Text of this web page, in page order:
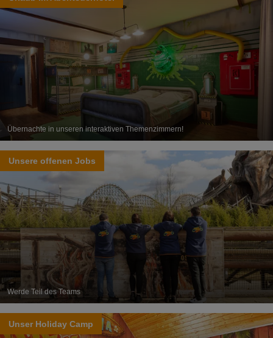
Übernachte in unseren interaktiven Themenzimmern!
Unsere offenen Jobs
Werde Teil des Teams
Unser Holiday Camp